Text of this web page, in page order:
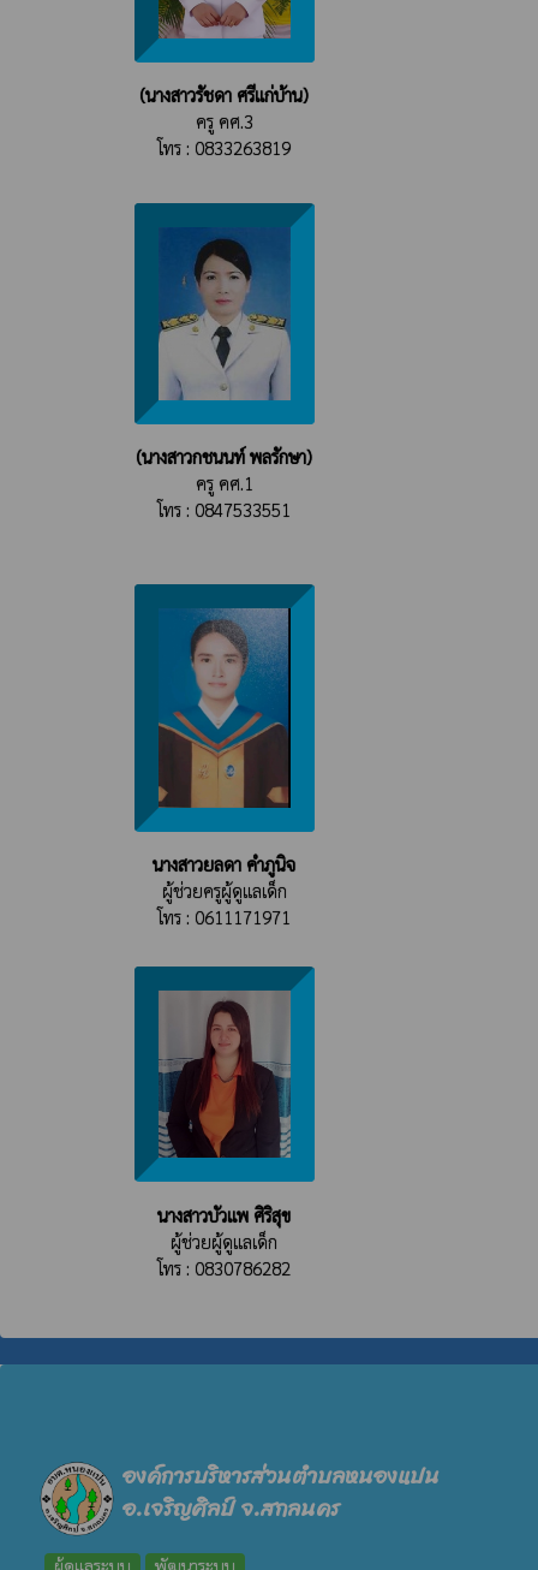
(นางสาวรัชดา ศรีแก่บ้าน)
ครู คศ.3
โทร : 0833263819
(นางสาวกชนนท์ พลรักษา)
ครู คศ.1
โทร : 0847533551
นางสาวยลดา คำภูนิจ
ผู้ช่วยครูผู้ดูแลเด็ก
โทร : 0611171971
นางสาวบัวแพ ศิริสุข
ผู้ช่วยผู้ดูแลเด็ก
โทร : 0830786282
องค์การบริหารส่วนตำบลหนองแปน
อ.เจริญศิลป์ จ.สกลนคร
ผู้ดูแลระบบ พัฒนาระบบ